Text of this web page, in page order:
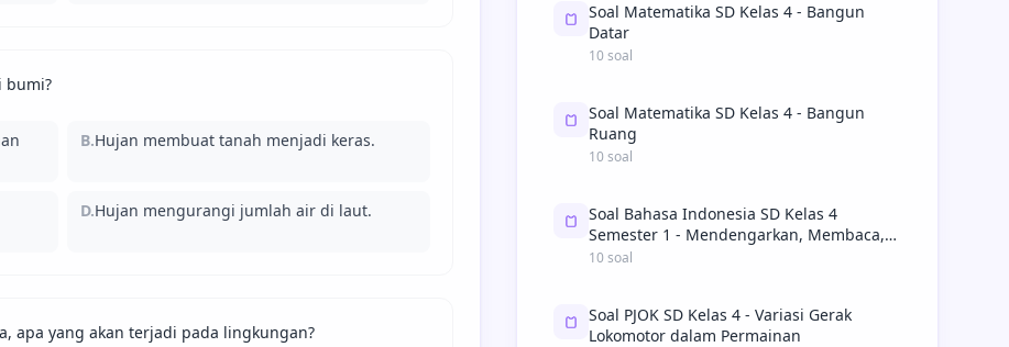
bumi?
B.Hujan membuat tanah menjadi keras.
D.Hujan mengurangi jumlah air di laut.
apa yang akan terjadi pada lingkungan?
Soal Matematika SD Kelas 4 - Bangun
Datar
10 soal
Soal Matematika SD Kelas 4 - Bangun
Ruang
10 soal
Soal Bahasa Indonesia SD Kelas 4
Semester 1 - Mendengarkan, Membaca,
Berbicara, Menulis, Kebahasaan
10 soal
Soal PJOK SD Kelas 4 - Variasi Gerak
Lokomotor dalam Permainan